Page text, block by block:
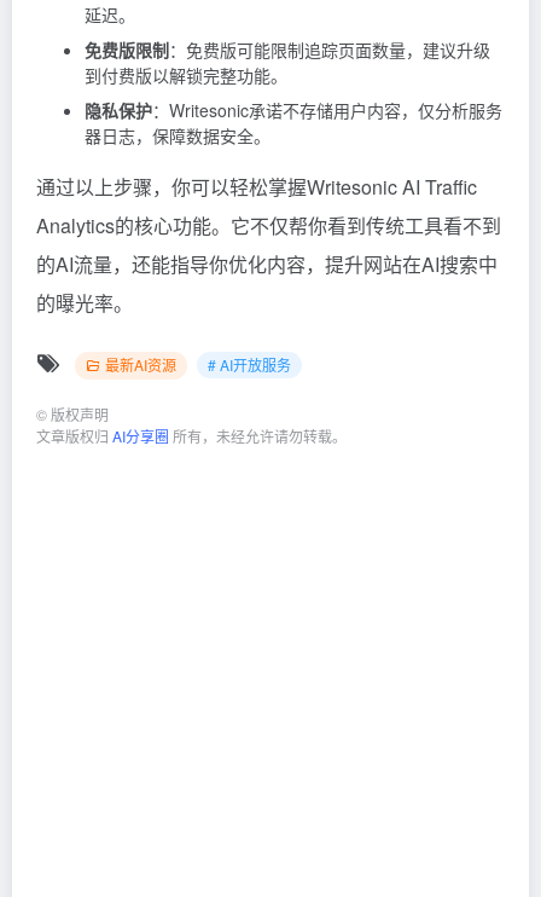
延迟。
免费版限制：免费版可能限制追踪页面数量，建议升级
到付费版以解锁完整功能。
隐私保护：Writesonic承诺不存储用户内容，仅分析服务
器日志，保障数据安全。
通过以上步骤，你可以轻松掌握Writesonic AI Traffic
Analytics的核心功能。它不仅帮你看到传统工具看不到
的AI流量，还能指导你优化内容，提升网站在AI搜索中
的曝光率。
最新AI资源 # AI开放服务
© 版权声明
文章版权归 AI分享圈 所有，未经允许请勿转载。